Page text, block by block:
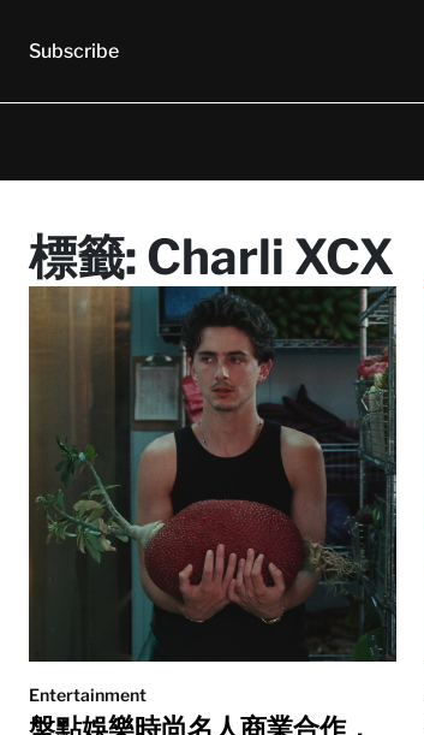
Subscribe
標籤: Charli XCX
Entertainment
盤點娛樂時尚名人商業合作，